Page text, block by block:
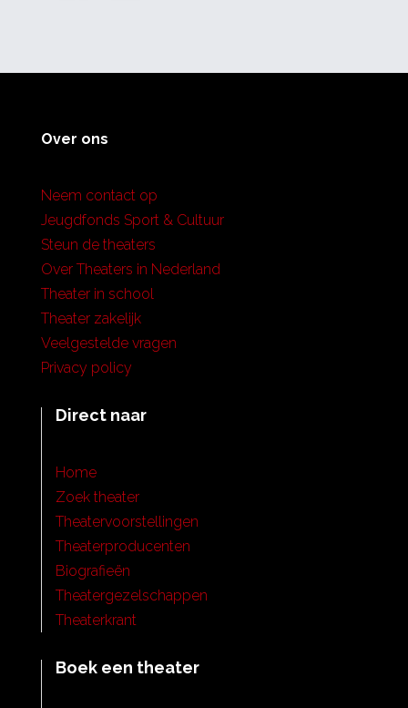
Over ons
Neem contact op
Jeugdfonds Sport & Cultuur
Steun de theaters
Over Theaters in Nederland
Theater in school
Theater zakelijk
Veelgestelde vragen
Privacy policy
Direct naar
Home
Zoek theater
Theatervoorstellingen
Theaterproducenten
Biografieën
Theatergezelschappen
Theaterkrant
Boek een theater